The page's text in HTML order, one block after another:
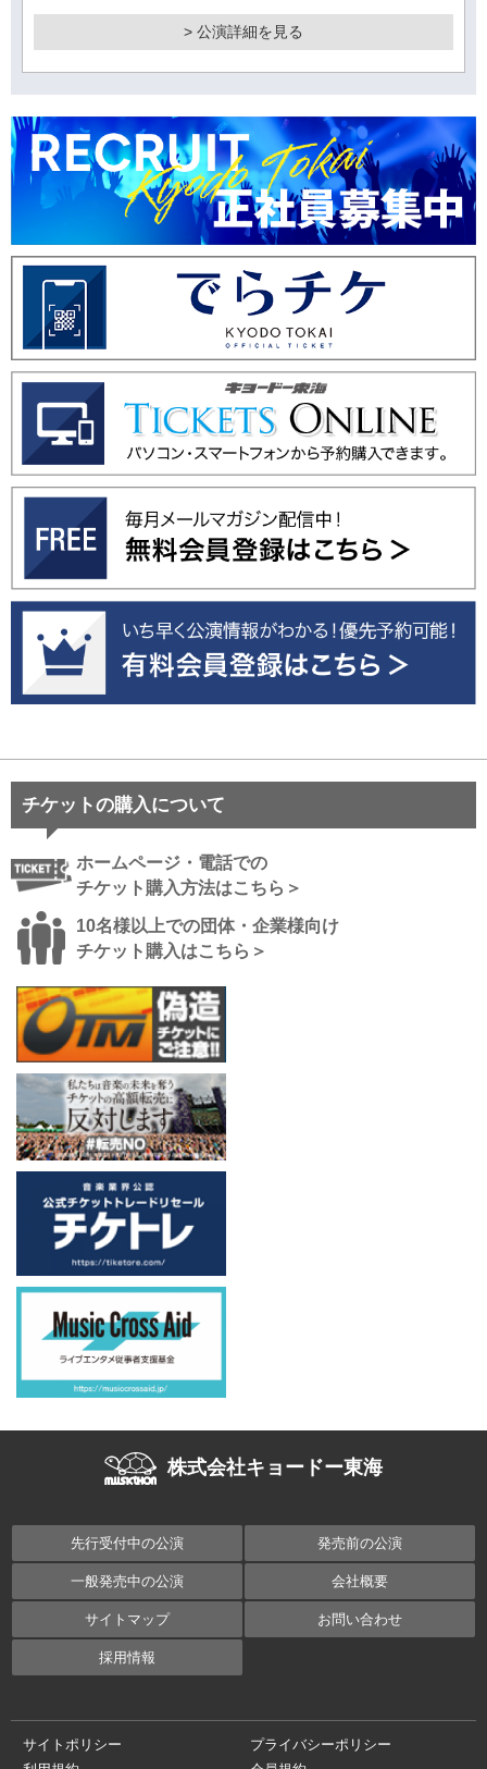
> 公演詳細を見る
チケットの購入について
ホームページ・電話での
チケット購入方法はこちら＞
10名様以上での団体・企業様向け
チケット購入はこちら＞
株式会社キョードー東海
先行受付中の公演 発売前の公演
一般発売中の公演 会社概要
サイトマップ お問い合わせ
採用情報
サイトポリシー
プライバシーポリシー